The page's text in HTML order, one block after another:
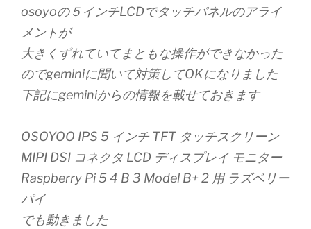
osoyoの５インチLCDでタッチパネルのアライ
メントが
大きくずれていてまともな操作ができなかった
のでgeminiに聞いて対策してOKになりました
下記にgeminiからの情報を載せておきます
OSOYOO IPS 5 インチ TFT タッチスクリーン
MIPI DSI コネクタ LCD ディスプレイ モニター
Raspberry Pi 5 4 B 3 Model B+ 2 用 ラズベリー
パイ
でも動きました